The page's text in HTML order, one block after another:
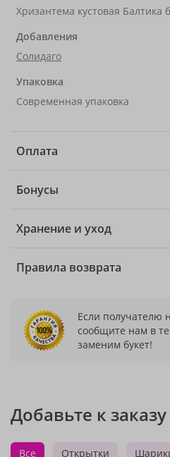
Хризантема кустовая Балтика
Добавления
Солидаго
Упаковка
Современная упаковка
Оплата
Бонусы
Хранение и уход
Правила возврата
Если получателю
сообщите нам в
заменим букет!
Добавьте к заказу
Все Открытки